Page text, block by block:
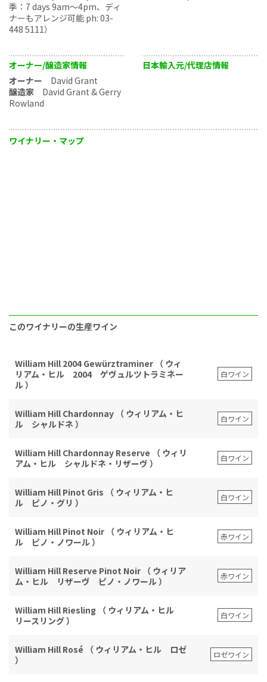
季：7 days 9am～4pm、ディ
ナーもアレンジ可能 ph: 03-
448 5111）
オーナー/醸造家情報
オーナー David Grant
醸造家 David Grant & Gerry
Rowland
日本輸入元/代理店情報
ワイナリー・マップ
このワイナリーの生産ワイン
William Hill 2004 Gewürztraminer （ ウィ
リアム・ヒル 2004 ゲヴュルツトラミネー
ル ）
白ワイン
William Hill Chardonnay （ ウィリアム・ヒ
ル シャルドネ ）
白ワイン
William Hill Chardonnay Reserve （ ウィリ
アム・ヒル シャルドネ・リザーヴ ）
白ワイン
William Hill Pinot Gris （ ウィリアム・ヒ
ル ピノ・グリ ）
白ワイン
William Hill Pinot Noir （ ウィリアム・ヒ
ル ピノ・ノワール ）
赤ワイン
William Hill Reserve Pinot Noir （ ウィリア
ム・ヒル リザーヴ ピノ・ノワール ）
赤ワイン
William Hill Riesling （ ウィリアム・ヒル
リースリング ）
白ワイン
William Hill Rosé （ ウィリアム・ヒル ロゼ
）
ロゼワイン